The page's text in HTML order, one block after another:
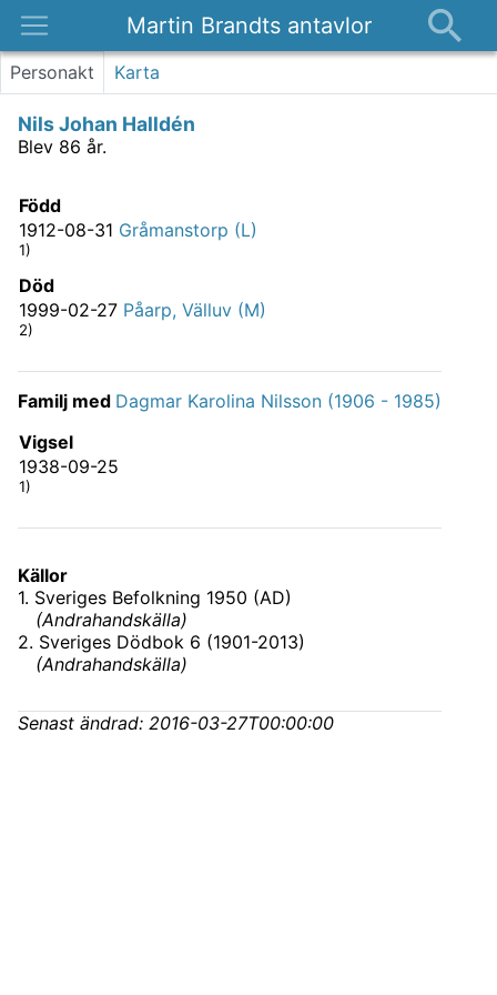
Martin Brandts antavlor
Platser
Om
Personakt Karta
Nils Johan Halldén
Blev 86 år.
Född
1912-08-31 Gråmanstorp (L)
1)
Död
1999-02-27 Påarp, Välluv (M)
2)
Familj med Dagmar Karolina Nilsson (1906 - 1985)
Vigsel
1938-09-25
1)
Källor
1. Sveriges Befolkning 1950 (AD)
(Andrahandskälla)
2. Sveriges Dödbok 6 (1901-2013)
(Andrahandskälla)
Senast ändrad: 2016-03-27T00:00:00